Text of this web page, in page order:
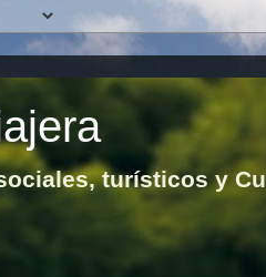
turísticos y